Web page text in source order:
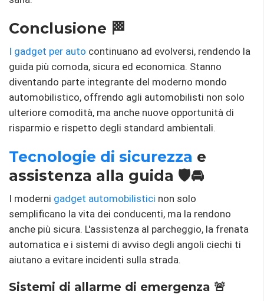
Conclusione 🏁
I gadget per auto continuano ad evolversi, rendendo la
guida più comoda, sicura ed economica. Stanno
diventando parte integrante del moderno mondo
automobilistico, offrendo agli automobilisti non solo
ulteriore comodità, ma anche nuove opportunità di
risparmio e rispetto degli standard ambientali.
Tecnologie di sicurezza e
assistenza alla guida 🛡️🚘
I moderni gadget automobilistici non solo
semplificano la vita dei conducenti, ma la rendono
anche più sicura. L'assistenza al parcheggio, la frenata
automatica e i sistemi di avviso degli angoli ciechi ti
aiutano a evitare incidenti sulla strada.
Sistemi di allarme di emergenza 🚨